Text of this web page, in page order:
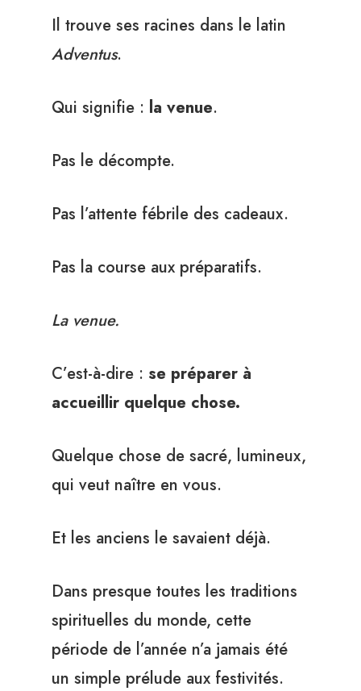
Il trouve ses racines dans le latin
Adventus.
Qui signifie : la venue.
Pas le décompte.
Pas l’attente fébrile des cadeaux.
Pas la course aux préparatifs.
La venue.
C’est-à-dire : se préparer à
accueillir quelque chose.
Quelque chose de sacré, lumineux,
qui veut naître en vous.
Et les anciens le savaient déjà.
Dans presque toutes les traditions
spirituelles du monde, cette
période de l’année n’a jamais été
un simple prélude aux festivités.